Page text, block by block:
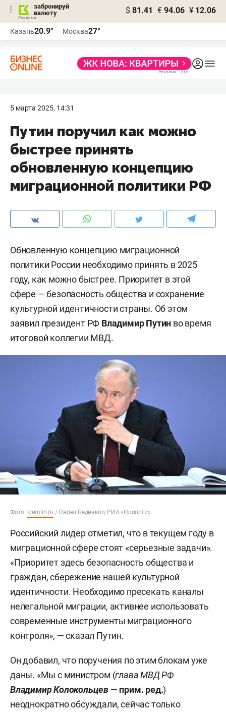
забронируй
валюту
$ 81.41 € 94.06 ¥ 12.06
Казань20.9° Москва27°
5 марта 2025, 14:31
Путин поручил как можно
быстрее принять
обновленную концепцию
миграционной политики РФ
Обновленную концепцию миграционной
политики России необходимо принять в 2025
году, как можно быстрее. Приоритет в этой
сфере — безопасность общества и сохранение
культурной идентичности страны. Об этом
заявил президент РФ Владимир Путин во время
итоговой коллегии МВД.
Фото: kremlin.ru / Павел Бедняков, РИА «Новости»
Российский лидер отметил, что в текущем году в
миграционной сфере стоят «серьезные задачи».
«Приоритет здесь безопасность общества и
граждан, сбережение нашей культурной
идентичности. Необходимо пресекать каналы
нелегальной миграции, активнее использовать
современные инструменты миграционного
контроля», — сказал Путин.
Он добавил, что поручения по этим блокам уже
даны. «Мы с министром (глава МВД РФ
Владимир Колокольцев — прим. ред.)
неоднократно обсуждали, сейчас только